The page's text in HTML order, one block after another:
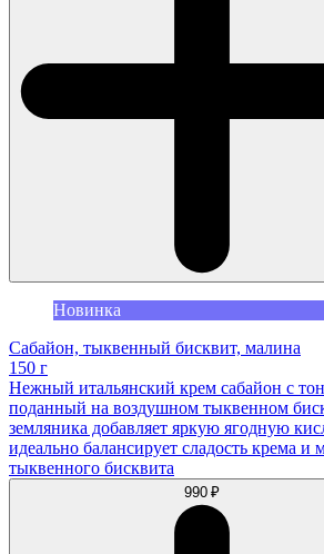
Новинка
Сабайон, тыквенный бисквит, малина
150 г
Нежный итальянский крем сабайон с
поданный на воздушном тыквенном
земляника добавляет яркую ягодную
идеально балансирует сладость крема и
тыквенного бисквита
990 ₽